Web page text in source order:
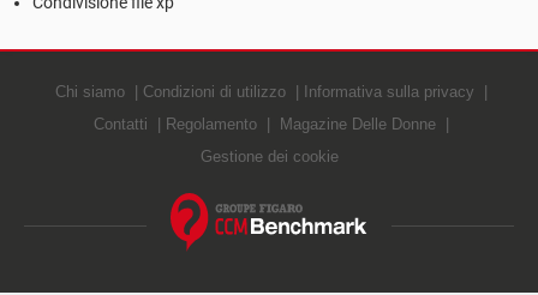
Chi siamo Condizioni di utilizzo
Informativa sulla privacy
Contatti
Regolamento
Magazine Delle Donne
Gestione dei cookie